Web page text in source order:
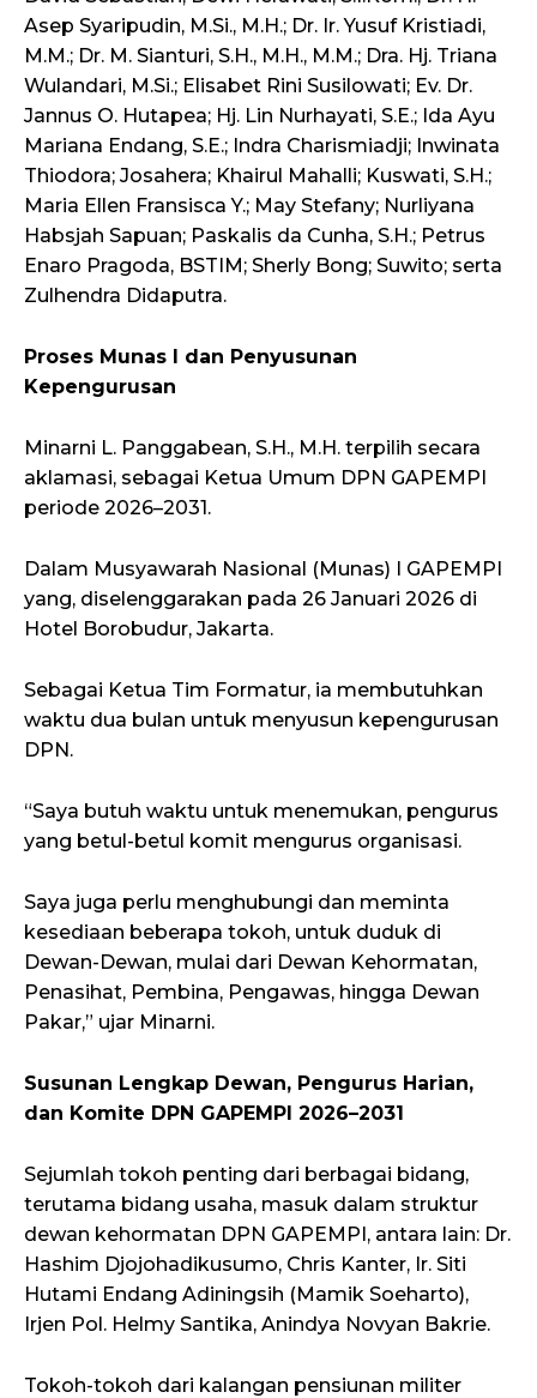
Asep Syaripudin, M.Si., M.H.; Dr. Ir. Yusuf Kristiadi,
M.M.; Dr. M. Sianturi, S.H., M.H., M.M.; Dra. Hj. Triana
Wulandari, M.Si.; Elisabet Rini Susilowati; Ev. Dr.
Jannus O. Hutapea; Hj. Lin Nurhayati, S.E.; Ida Ayu
Mariana Endang, S.E.; Indra Charismiadji; Inwinata
Thiodora; Josahera; Khairul Mahalli; Kuswati, S.H.;
Maria Ellen Fransisca Y.; May Stefany; Nurliyana
Habsjah Sapuan; Paskalis da Cunha, S.H.; Petrus
Enaro Pragoda, BSTIM; Sherly Bong; Suwito; serta
Zulhendra Didaputra.
Proses Munas I dan Penyusunan
Kepengurusan
Minarni L. Panggabean, S.H., M.H. terpilih secara
aklamasi, sebagai Ketua Umum DPN GAPEMPI
periode 2026–2031.
Dalam Musyawarah Nasional (Munas) I GAPEMPI
yang, diselenggarakan pada 26 Januari 2026 di
Hotel Borobudur, Jakarta.
Sebagai Ketua Tim Formatur, ia membutuhkan
waktu dua bulan untuk menyusun kepengurusan
DPN.
“Saya butuh waktu untuk menemukan, pengurus
yang betul-betul komit mengurus organisasi.
Saya juga perlu menghubungi dan meminta
kesediaan beberapa tokoh, untuk duduk di
Dewan-Dewan, mulai dari Dewan Kehormatan,
Penasihat, Pembina, Pengawas, hingga Dewan
Pakar,” ujar Minarni.
Susunan Lengkap Dewan, Pengurus Harian,
dan Komite DPN GAPEMPI 2026–2031
Sejumlah tokoh penting dari berbagai bidang,
terutama bidang usaha, masuk dalam struktur
dewan kehormatan DPN GAPEMPI, antara lain: Dr.
Hashim Djojohadikusumo, Chris Kanter, Ir. Siti
Hutami Endang Adiningsih (Mamik Soeharto),
Irjen Pol. Helmy Santika, Anindya Novyan Bakrie.
Tokoh-tokoh dari kalangan pensiunan militer